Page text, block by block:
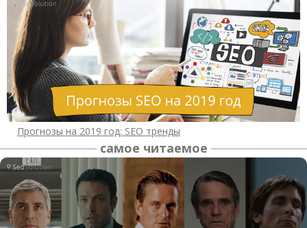
Прогнозы на 2019 год: SEO тренды
самое читаемое